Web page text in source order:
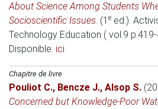
About Science Among Students
Socioscientific Issues. (1 e ed.).
Technology Education ( vol.9
Disponible: ici
Chapitre de livre
Pouliot C., Bencze J., Alsop S.
Concerned but Knowledge-Poor